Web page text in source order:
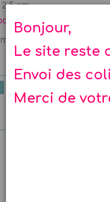
Bonjour,
Le site reste
Envoi des
Merci de
2,5 cm
un anniversaire "Alice
petites